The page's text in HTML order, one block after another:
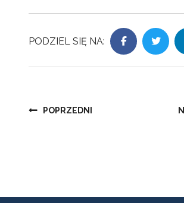
PODZIEL SIĘ NA:
Nawigacja
POPRZEDNI